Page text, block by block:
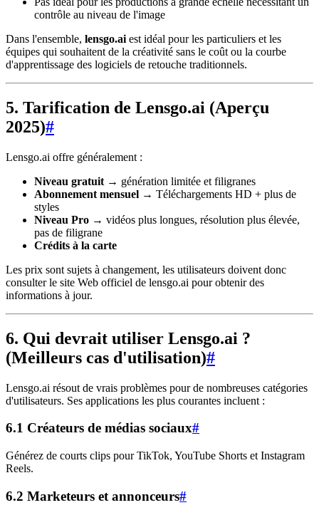
contrôle au niveau de l'image
Dans l'ensemble, lensgo.ai est idéal pour les particuliers et les
équipes qui souhaitent de la créativité sans le coût ou la courbe
d'apprentissage des logiciels de retouche traditionnels.
5. Tarification de Lensgo.ai (Aperçu
2025)#
Lensgo.ai offre généralement :
Niveau gratuit → génération limitée et filigranes
Abonnement mensuel → Téléchargements HD + plus de
styles
Niveau Pro → vidéos plus longues, résolution plus élevée,
pas de filigrane
Crédits à la carte
Les prix sont sujets à changement, les utilisateurs doivent donc
consulter le site Web officiel de lensgo.ai pour obtenir des
informations à jour.
6. Qui devrait utiliser Lensgo.ai ?
(Meilleurs cas d'utilisation)#
Lensgo.ai résout de vrais problèmes pour de nombreuses catégories
d'utilisateurs. Ses applications les plus courantes incluent :
6.1 Créateurs de médias sociaux#
Générez de courts clips pour TikTok, YouTube Shorts et Instagram
Reels.
6.2 Marketeurs et annonceurs#